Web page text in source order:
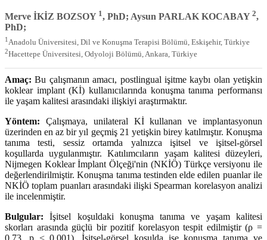
Merve İKİZ BOZSOY 1, PhD; Aysun PARLAK KOCABAY 2,
PhD;
1 Anadolu Üniversitesi, Dil ve Konuşma Terapisi Bölümü, Eskişehir, Türkiye
2Hacettepe Üniversitesi, Odyoloji Bölümü, Ankara, Türkiye
Amaç: Bu çalışmanın amacı, postlingual işitme kaybı olan yetişkin
koklear implant (Kİ) kullanıcılarında konuşma tanıma performansı
ile yaşam kalitesi arasındaki ilişkiyi araştırmaktır.
Yöntem: Çalışmaya, unilateral Kİ kullanan ve implantasyonun
üzerinden en az bir yıl geçmiş 21 yetişkin birey katılmıştır. Konuşma
tanıma testi, sessiz ortamda yalnızca işitsel ve işitsel-görsel
koşullarda uygulanmıştır. Katılımcıların yaşam kalitesi düzeyleri,
Nijmegen Koklear İmplant Ölçeği'nin (NKİÖ) Türkçe versiyonu ile
değerlendirilmiştir. Konuşma tanıma testinden elde edilen puanlar ile
NKİÖ toplam puanları arasındaki ilişki Spearman korelasyon analizi
ile incelenmiştir.
Bulgular: İşitsel koşuldaki konuşma tanıma ve yaşam kalitesi
skorları arasında güçlü bir pozitif korelasyon tespit edilmiştir (ρ =
0.73, p < 0.001). İşitsel-görsel koşulda ise konuşma tanıma ve